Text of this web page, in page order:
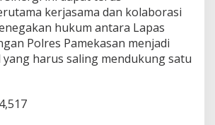
kerjasama dan kolaborasi
hukum antara Lapas
Polres Pamekasan menjadi
harus saling mendukung satu
4,517